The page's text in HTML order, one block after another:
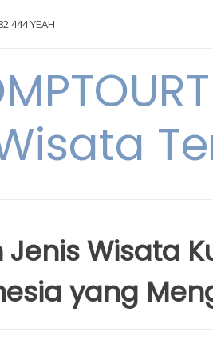
444 YEAH
Jenis Wisata
yang